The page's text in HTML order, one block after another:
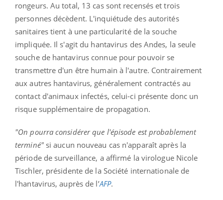
rongeurs. Au total, 13 cas sont recensés et trois
personnes décèdent. L'inquiétude des autorités
sanitaires tient à une particularité de la souche
impliquée. Il s'agit du hantavirus des Andes, la seule
souche de hantavirus connue pour pouvoir se
transmettre d'un être humain à l'autre. Contrairement
aux autres hantavirus, généralement contractés au
contact d'animaux infectés, celui-ci présente donc un
risque supplémentaire de propagation.
"On pourra considérer que l'épisode est probablement
terminé"si aucun nouveau cas n'apparaît après la
période de surveillance, a affirmé la virologue Nicole
Tischler, présidente de la Société internationale de
l'hantavirus, auprès de l’AFP.